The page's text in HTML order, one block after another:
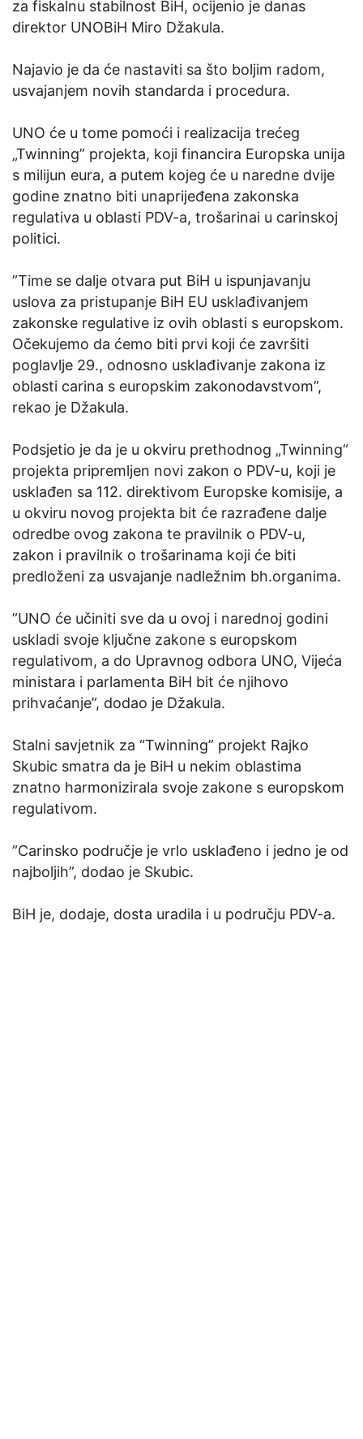
za fiskalnu stabilnost BiH, ocijenio je danas
direktor UNOBiH Miro Džakula.
Najavio je da će nastaviti sa što boljim radom,
usvajanjem novih standarda i procedura.
UNO će u tome pomoći i realizacija trećeg
„Twinning” projekta, koji financira Europska unija
s milijun eura, a putem kojeg će u naredne dvije
godine znatno biti unaprijeđena zakonska
regulativa u oblasti PDV-a, trošarinai u carinskoj
politici.
”Time se dalje otvara put BiH u ispunjavanju
uslova za pristupanje BiH EU usklađivanjem
zakonske regulative iz ovih oblasti s europskom.
Očekujemo da ćemo biti prvi koji će završiti
poglavlje 29., odnosno usklađivanje zakona iz
oblasti carina s europskim zakonodavstvom”,
rekao je Džakula.
Podsjetio je da je u okviru prethodnog „Twinning“
projekta pripremljen novi zakon o PDV-u, koji je
usklađen sa 112. direktivom Europske komisije, a
u okviru novog projekta bit će razrađene dalje
odredbe ovog zakona te pravilnik o PDV-u,
zakon i pravilnik o trošarinama koji će biti
predloženi za usvajanje nadležnim bh.organima.
”UNO će učiniti sve da u ovoj i narednoj godini
uskladi svoje ključne zakone s europskom
regulativom, a do Upravnog odbora UNO, Vijeća
ministara i parlamenta BiH bit će njihovo
prihvaćanje”, dodao je Džakula.
Stalni savjetnik za “Twinning” projekt Rajko
Skubic smatra da je BiH u nekim oblastima
znatno harmonizirala svoje zakone s europskom
regulativom.
”Carinsko područje je vrlo usklađeno i jedno je od
najboljih”, dodao je Skubic.
BiH je, dodaje, dosta uradila i u području PDV-a.